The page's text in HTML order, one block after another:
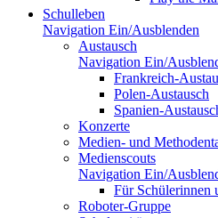
Schulleben
Navigation Ein/Ausblenden
Austausch
Navigation Ein/
Frankreich-
Polen-Austausch
Spanien-
Konzerte
Medien- und
Medienscouts
Navigation Ein/
Für Schülerinnen
Roboter-Gruppe